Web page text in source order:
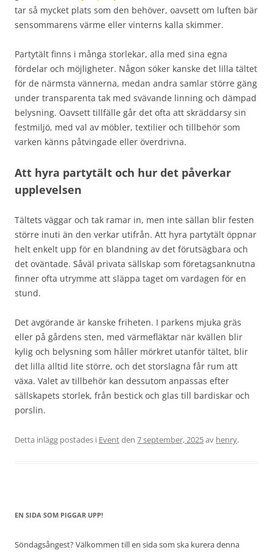
tar så mycket plats som den behöver, oavsett om luften bär
sensommarens värme eller vinterns kalla skimmer.
Partytält finns i många storlekar, alla med sina egna
fördelar och möjligheter. Någon söker kanske det lilla tältet
för de närmsta vännerna, medan andra samlar större gäng
under transparenta tak med svävande linning och dämpad
belysning. Oavsett tillfälle går det ofta att skräddarsy sin
festmiljö, med val av möbler, textilier och tillbehör som
varken känns påtvingade eller överdrivna.
Att hyra partytält och hur det påverkar
upplevelsen
Tältets väggar och tak ramar in, men inte sällan blir festen
större inuti än den verkar utifrån. Att hyra partytält öppnar
helt enkelt upp för en blandning av det förutsägbara och
det oväntade. Såväl privata sällskap som företagsanknutna
finner ofta utrymme att släppa taget om vardagen för en
stund.
Det avgörande är kanske friheten. I parkens mjuka gräs
eller på gårdens sten, med värmefläktar när kvällen blir
kylig och belysning som håller mörkret utanför tältet, blir
det lilla alltid lite större, och det storslagna får rum att
växa. Valet av tillbehör kan dessutom anpassas efter
sällskapets storlek, från bestick och glas till bardiskar och
porslin.
Detta inlägg postades i Eventden 7 september, 2025av henry.
EN SIDA SOM PIGGAR UPP!
Söndagsångest? Välkommen till en sida som ska kurera denna